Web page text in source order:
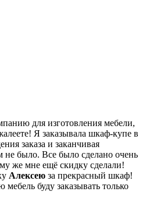
для изготовления мебели,
Я заказывала шкаф-купе в
заказа и заканчивая
было. Все было сделано очень
же мне ещё скидку сделали!
Алексею за прекрасный шкаф!
буду заказывать только